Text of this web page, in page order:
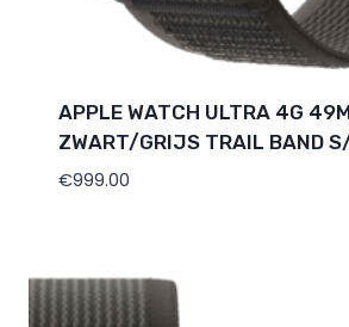
APPLE WATCH ULTRA 4G
ZWART/GRIJS TRAIL BAND
€999.00